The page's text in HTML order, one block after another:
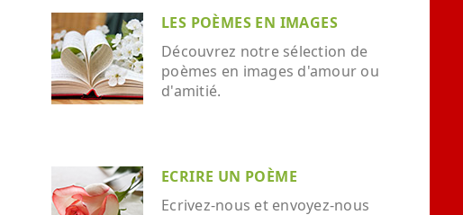
LES POÈMES EN IMAGES
Découvrez notre sélection de
poèmes en images d'amour ou
d'amitié.
ECRIRE UN POÈME
Ecrivez-nous et envoyez-nous